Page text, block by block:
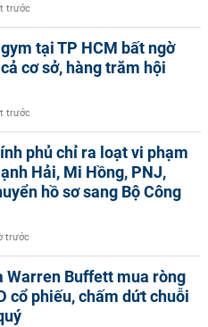
trước
tại TP HCM bất ngờ
cơ sở, hàng trăm hội
trước
phủ chỉ ra loạt vi phạm
Hải, Mi Hồng, PNJ,
hồ sơ sang Bộ Công
trước
Warren Buffett mua ròng
cổ phiếu, chấm dứt chuỗi